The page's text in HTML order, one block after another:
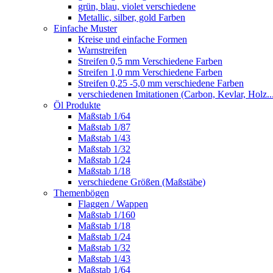
grün, blau, violet verschiedene
Metallic, silber, gold Farben
Einfache Muster
Kreise und einfache Formen
Warnstreifen
Streifen 0,5 mm Verschiedene Farben
Streifen 1,0 mm Verschiedene Farben
Streifen 0,25 -5,0 mm verschiedene Farben
verschiedenen Imitationen (Carbon, Kevlar,
Öl Produkte
Maßstab 1/64
Maßstab 1/87
Maßstab 1/43
Maßstab 1/32
Maßstab 1/24
Maßstab 1/18
verschiedene Größen (Maßstäbe)
Themenbögen
Flaggen / Wappen
Maßstab 1/160
Maßstab 1/18
Maßstab 1/24
Maßstab 1/32
Maßstab 1/43
Maßstab 1/64